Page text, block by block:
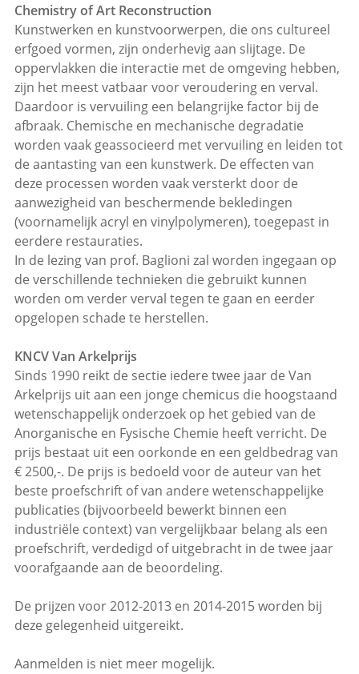
Chemistry of Art Reconstruction
Kunstwerken en kunstvoorwerpen, die ons cultureel
erfgoed vormen, zijn onderhevig aan slijtage. De
oppervlakken die interactie met de omgeving hebben,
zijn het meest vatbaar voor veroudering en verval.
Daardoor is vervuiling een belangrijke factor bij de
afbraak. Chemische en mechanische degradatie
worden vaak geassocieerd met vervuiling en leiden tot
de aantasting van een kunstwerk. De effecten van
deze processen worden vaak versterkt door de
aanwezigheid van beschermende bekledingen
(voornamelijk acryl en vinylpolymeren), toegepast in
eerdere restauraties.
In de lezing van prof. Baglioni zal worden ingegaan op
de verschillende technieken die gebruikt kunnen
worden om verder verval tegen te gaan en eerder
opgelopen schade te herstellen.
KNCV Van Arkelprijs
Sinds 1990 reikt de sectie iedere twee jaar de Van
Arkelprijs uit aan een jonge chemicus die hoogstaand
wetenschappelijk onderzoek op het gebied van de
Anorganische en Fysische Chemie heeft verricht. De
prijs bestaat uit een oorkonde en een geldbedrag van
€ 2500,-. De prijs is bedoeld voor de auteur van het
beste proefschrift of van andere wetenschappelijke
publicaties (bijvoorbeeld bewerkt binnen een
industriële context) van vergelijkbaar belang als een
proefschrift, verdedigd of uitgebracht in de twee jaar
voorafgaande aan de beoordeling.
De prijzen voor 2012-2013 en 2014-2015 worden bij
deze gelegenheid uitgereikt.
Aanmelden is niet meer mogelijk.